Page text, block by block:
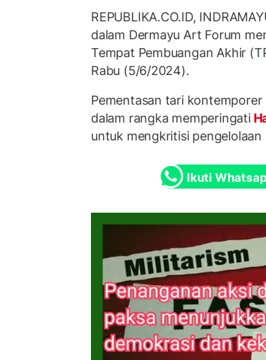
REPUBLIKA.CO.ID,
dalam Dermayu Art Forum
Tempat Pembuangan Akhir
Rabu (5/6/2024).
Pementasan tari
dalam rangka memperingati
untuk mengkritisi pengelolaan
Ikuti